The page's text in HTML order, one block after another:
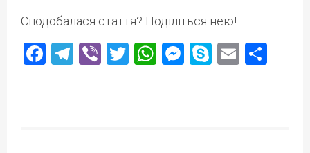
Сподобалася стаття? Поділіться нею!
Facebook
Telegram
ViberTwitter
WhatsApp
Messenger
Skype
Email